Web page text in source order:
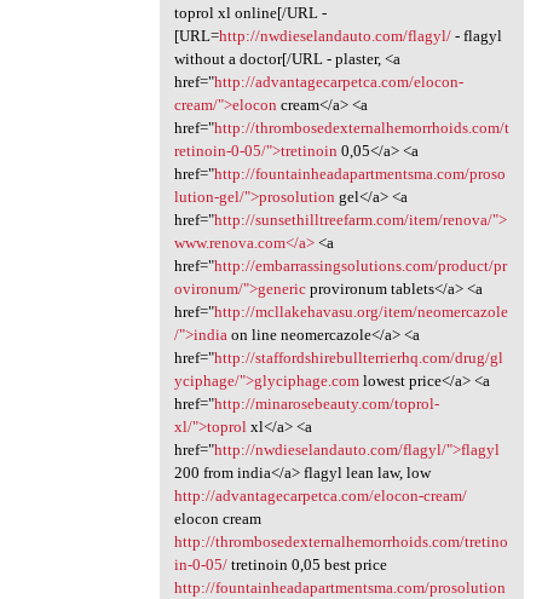
toprol xl online[/URL -
[URL=http://nwdieselandauto.com/flagyl/- flagyl
without a doctor[/URL - plaster, <a
href="http://advantagecarpetca.com/elocon-
cream/">elocon cream</a> <a
href="http://thrombosedexternalhemorrhoids.com/t
retinoin-0-05/">tretinoin 0,05</a> <a
href="http://fountainheadapartmentsma.com/proso
lution-gel/">prosolution gel</a> <a
href="http://sunsethilltreefarm.com/item/renova/">
www.renova.com</a><a
href="http://embarrassingsolutions.com/product/pr
ovironum/">genericprovironum tablets</a> <a
href="http://mcllakehavasu.org/item/neomercazole
/">india on line neomercazole</a> <a
href="http://staffordshirebullterrierhq.com/drug/gl
yciphage/">glyciphage.comlowest price</a> <a
href="http://minarosebeauty.com/toprol-
xl/">toprol xl</a> <a
href="http://nwdieselandauto.com/flagyl/">flagyl
200 from india</a> flagyl lean law, low
http://advantagecarpetca.com/elocon-cream/
elocon cream
http://thrombosedexternalhemorrhoids.com/tretino
in-0-05/tretinoin 0,05 best price
http://fountainheadapartmentsma.com/prosolution